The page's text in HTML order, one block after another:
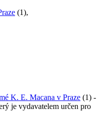
(1),
K. E. Macana v Praze (1) -
je vydavatelem určen pro